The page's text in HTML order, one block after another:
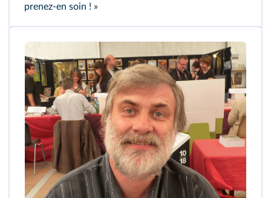
prenez-en soin ! »